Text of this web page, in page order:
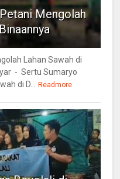
Mengolah
Lahan Sawah di
- Sertu Sumaryo
di D...
Readmore